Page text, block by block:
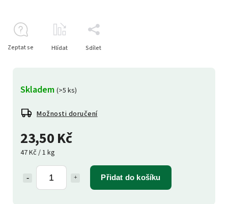
23,50 Kč
47 Kč / 1 kg
Přidat do košíku
Skladem (>5 ks)
Možnosti doručení
Zeptat se Hlídat Sdílet